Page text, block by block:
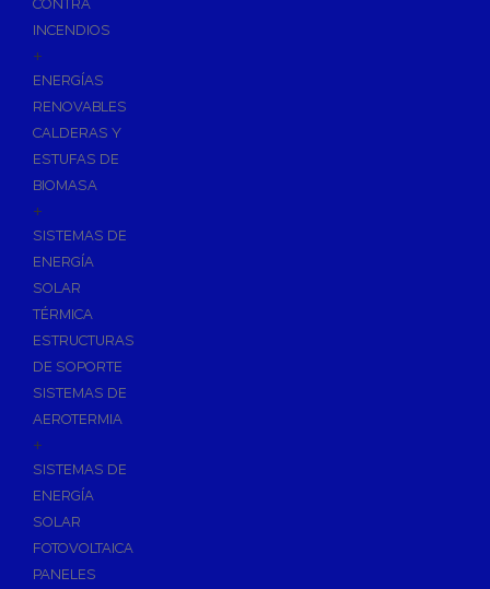
CONTRA
INCENDIOS
+
ENERGÍAS
RENOVABLES
CALDERAS Y
ESTUFAS DE
BIOMASA
+
SISTEMAS DE
ENERGÍA
SOLAR
TÉRMICA
ESTRUCTURAS
DE SOPORTE
SISTEMAS DE
AEROTERMIA
+
SISTEMAS DE
ENERGÍA
SOLAR
FOTOVOLTAICA
PANELES